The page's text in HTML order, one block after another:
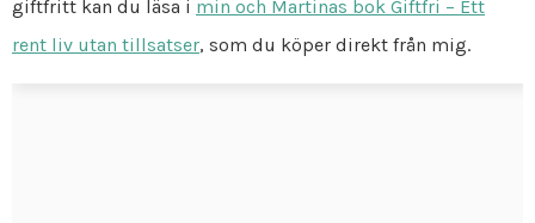
giftfritt kan du läsa i min och Martinas bok Giftfri – Ett
rent liv utan tillsatser, som du köper direkt från mig.